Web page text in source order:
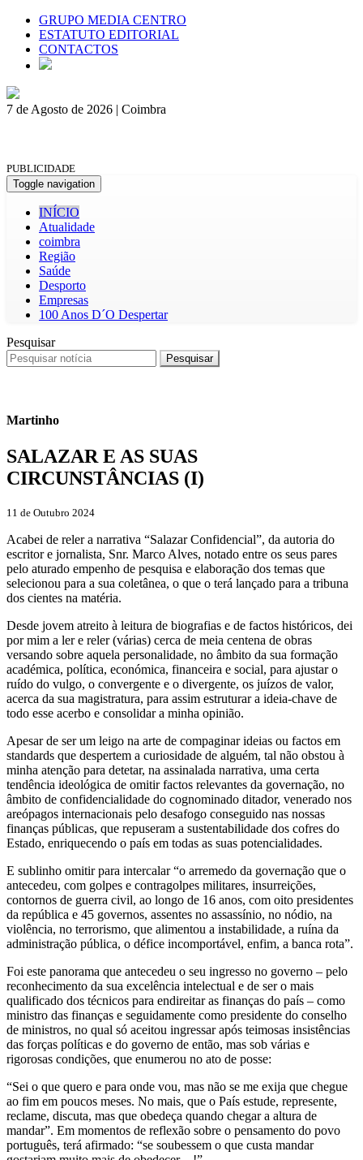
GRUPO MEDIA CENTRO
ESTATUTO EDITORIAL
CONTACTOS
7 de Agosto de 2026 | Coimbra
PUBLICIDADE
Toggle navigation
INÍCIO
Atualidade
coimbra
Região
Saúde
Desporto
Empresas
100 Anos D´O Despertar
Pesquisar
Pesquisar
Martinho
SALAZAR E AS SUAS
CIRCUNSTÂNCIAS (I)
11 de Outubro 2024
Acabei de reler a narrativa “Salazar Confidencial”, da autoria do
escritor e jornalista, Snr. Marco Alves, notado entre os seus pares
pelo aturado empenho de pesquisa e elaboração dos temas que
selecionou para a sua coletânea, o que o terá lançado para a tribuna
dos cientes na matéria.
Desde jovem atreito à leitura de biografias e de factos históricos, dei
por mim a ler e reler (várias) cerca de meia centena de obras
versando sobre aquela personalidade, no âmbito da sua formação
académica, política, económica, financeira e social, para ajustar o
ruído do vulgo, o convergente e o divergente, os juízos de valor,
acerca da sua magistratura, para assim estruturar a ideia-chave de
todo esse acerbo e consolidar a minha opinião.
Apesar de ser um leigo na arte de compaginar ideias ou factos em
standards que despertem a curiosidade de alguém, tal não obstou à
minha atenção para detetar, na assinalada narrativa, uma certa
tendência ideológica de omitir factos relevantes da governação, no
âmbito de confidencialidade do cognominado ditador, venerado nos
areópagos internacionais pelo desafogo conseguido nas nossas
finanças públicas, que repuseram a sustentabilidade dos cofres do
Estado, enriquecendo o país em todas as suas potencialidades.
E sublinho omitir para intercalar “o arremedo da governação que o
antecedeu, com golpes e contragolpes militares, insurreições,
contornos de guerra civil, ao longo de 16 anos, com oito presidentes
da república e 45 governos, assentes no assassínio, no nódio, na
violência, no terrorismo, que alimentou a instabilidade, a ruína da
administração pública, o défice incomportável, enfim, a banca rota”.
Foi este panorama que antecedeu o seu ingresso no governo – pelo
reconhecimento da sua excelência intelectual e de ser o mais
qualificado dos técnicos para endireitar as finanças do país – como
ministro das finanças e seguidamente como presidente do conselho
de ministros, no qual só aceitou ingressar após teimosas insistências
das forças políticas e do governo de então, mas sob várias e
rigorosas condições, que enumerou no ato de posse:
“Sei o que quero e para onde vou, mas não se me exija que chegue
ao fim em poucos meses. No mais, que o País estude, represente,
reclame, discuta, mas que obedeça quando chegar a altura de
mandar”. Em momentos de reflexão sobre o pensamento do povo
português, terá afirmado: “se soubessem o que custa mandar